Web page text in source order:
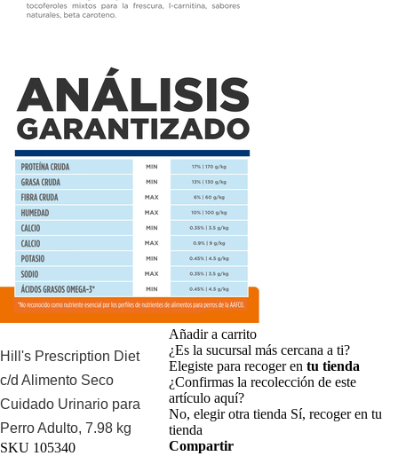
Hill's Prescription Diet
c/d Alimento Seco
Cuidado Urinario para
Perro Adulto, 7.98 kg
SKU 105340
Añadir a carrito
¿Es la sucursal más cercana a ti?
Elegiste para recoger en tu tienda
¿Confirmas la recolección de este
artículo aquí?
No, elegir otra tienda Sí, recoger en tu
tienda
Compartir